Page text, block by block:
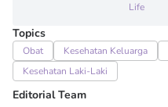
Life
Topics
Obat Kesehatan Keluarga
Kesehatan Laki-Laki
Editorial Team